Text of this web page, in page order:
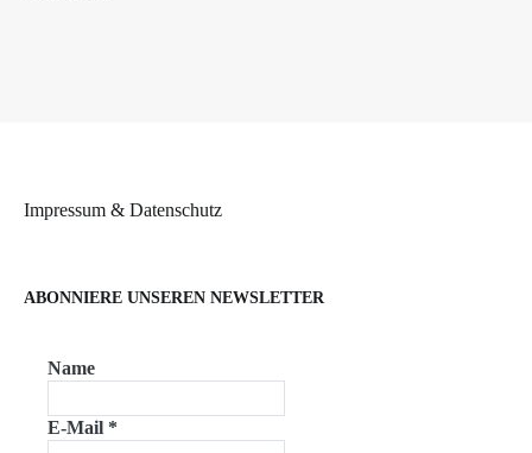
Impressum & Datenschutz
ABONNIERE UNSEREN NEWSLETTER
Name
E-Mail *